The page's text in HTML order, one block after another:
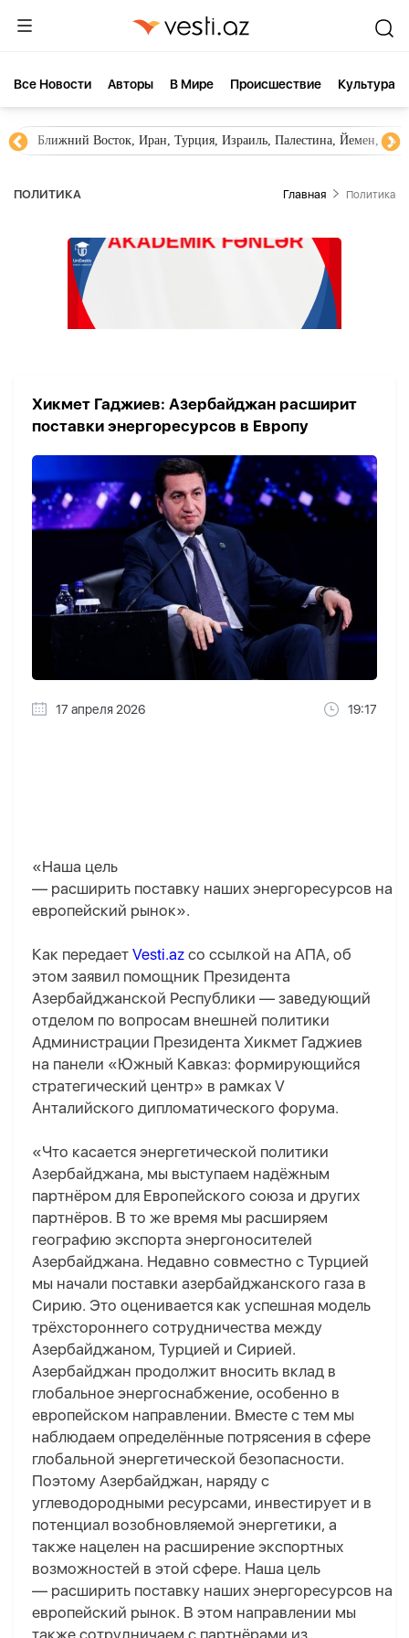
Все Новости Aвторы В Мире Происшествие Культура
Ближний Восток, Иран, Турция, Израиль, Палестина, Йемен,
ПОЛИТИКА Главная Политика
Хикмет Гаджиев: Азербайджан расширит
поставки энергоресурсов в Европу
17 апреля 2026 19:17
«Наша цель
— расширить поставку наших энергоресурсов на
европейский рынок».
Как передает Vesti.az со ссылкой на AПA, об
этом заявил помощник Президента
Азербайджанской Республики — заведующий
отделом по вопросам внешней политики
Администрации Президента Хикмет Гаджиев
на панели «Южный Кавказ: формирующийся
стратегический центр» в рамках V
Анталийского дипломатического форума.
«Что касается энергетической политики
Азербайджана, мы выступаем надёжным
партнёром для Европейского союза и других
партнёров. В то же время мы расширяем
географию экспорта энергоносителей
Азербайджана. Недавно совместно с Турцией
мы начали поставки азербайджанского газа в
Сирию. Это оценивается как успешная модель
трёхстороннего сотрудничества между
Азербайджаном, Турцией и Сирией.
Азербайджан продолжит вносить вклад в
глобальное энергоснабжение, особенно в
европейском направлении. Вместе с тем мы
наблюдаем определённые потрясения в сфере
глобальной энергетической безопасности.
Поэтому Азербайджан, наряду с
углеводородными ресурсами, инвестирует и в
потенциал возобновляемой энергетики, а
также нацелен на расширение экспортных
возможностей в этой сфере. Наша цель
— расширить поставку наших энергоресурсов на
европейский рынок. В этом направлении мы